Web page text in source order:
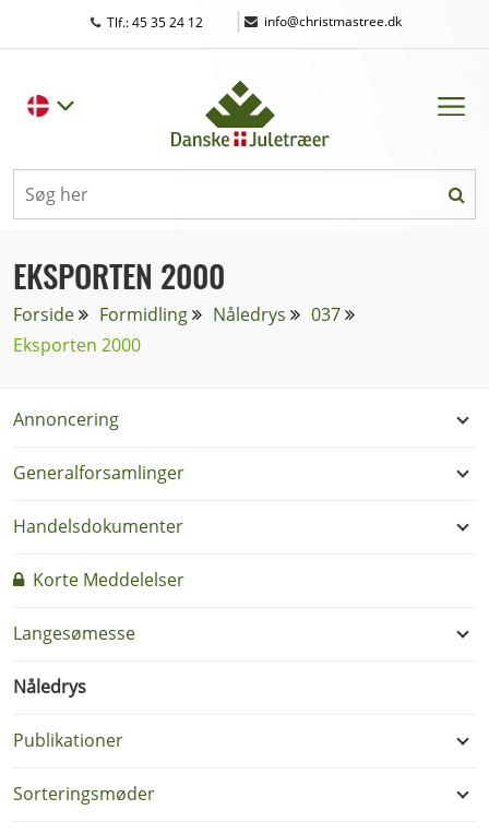
Tlf.: 45 35 24 12 | info@christmastree.dk
EKSPORTEN 2000
Forside Formidling Nåledrys
037
Eksporten 2000
Annoncering
Generalforsamlinger
Handelsdokumenter
Korte Meddelelser
Langesømesse
Nåledrys
Publikationer
Sorteringsmøder